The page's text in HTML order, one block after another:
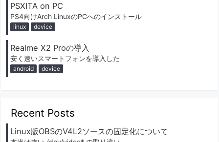
PSXITA on PC
PS4向けArch LinuxのPCへのインストール
linux device
Realme X2 Proの導入
安く速いスマートフォンを導入した
android device
Recent Posts
Linux版OBSのV4L2ソースの固定化について